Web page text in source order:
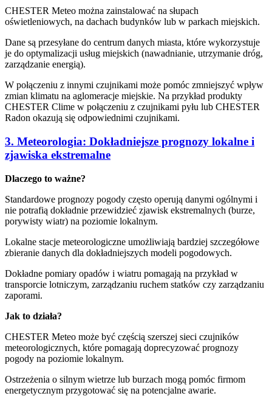
CHESTER Meteo można zainstalować na słupach
oświetleniowych, na dachach budynków lub w parkach miejskich.
Dane są przesyłane do centrum danych miasta, które wykorzystuje
je do optymalizacji usług miejskich (nawadnianie, utrzymanie dróg,
zarządzanie energią).
W połączeniu z innymi czujnikami może pomóc zmniejszyć wpływ
zmian klimatu na aglomeracje miejskie. Na przykład produkty
CHESTER Clime w połączeniu z czujnikami pyłu lub CHESTER
Radon okazują się odpowiednimi czujnikami.
3. Meteorologia: Dokładniejsze prognozy lokalne i
zjawiska ekstremalne
Dlaczego to ważne?
Standardowe prognozy pogody często operują danymi ogólnymi i
nie potrafią dokładnie przewidzieć zjawisk ekstremalnych (burze,
porywisty wiatr) na poziomie lokalnym.
Lokalne stacje meteorologiczne umożliwiają bardziej szczegółowe
zbieranie danych dla dokładniejszych modeli pogodowych.
Dokładne pomiary opadów i wiatru pomagają na przykład w
transporcie lotniczym, zarządzaniu ruchem statków czy zarządzaniu
zaporami.
Jak to działa?
CHESTER Meteo może być częścią szerszej sieci czujników
meteorologicznych, które pomagają doprecyzować prognozy
pogody na poziomie lokalnym.
Ostrzeżenia o silnym wietrze lub burzach mogą pomóc firmom
energetycznym przygotować się na potencjalne awarie.